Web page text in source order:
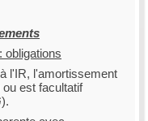
obligations
l'IR, l'amortissement
ou est facultatif
).